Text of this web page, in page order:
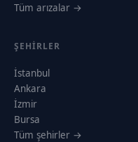
Tüm arızalar →
ŞEHIRLER
İstanbul
Ankara
İzmir
Bursa
Tüm şehirler →